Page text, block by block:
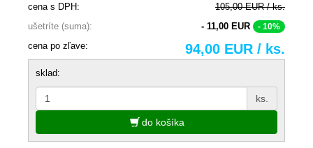
cena s DPH:
105,00 EUR / ks.
ušetríte (suma):
- 11,00 EUR - 10%
cena po zľave: 94,00 EUR / ks.
sklad:
ks.
do košíka